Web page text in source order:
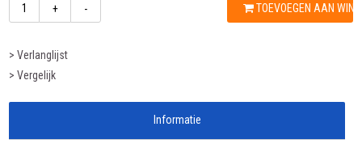
+ - TOEVOEGEN AAN
> Verlanglijst
> Vergelijk
Informatie